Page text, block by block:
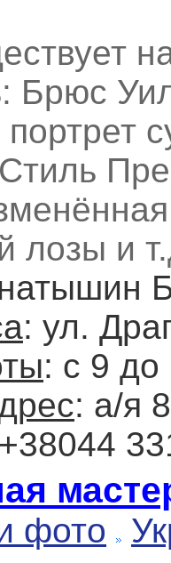
Брюс
лозы и
: ул.
: с 9 до
: а/я
фото